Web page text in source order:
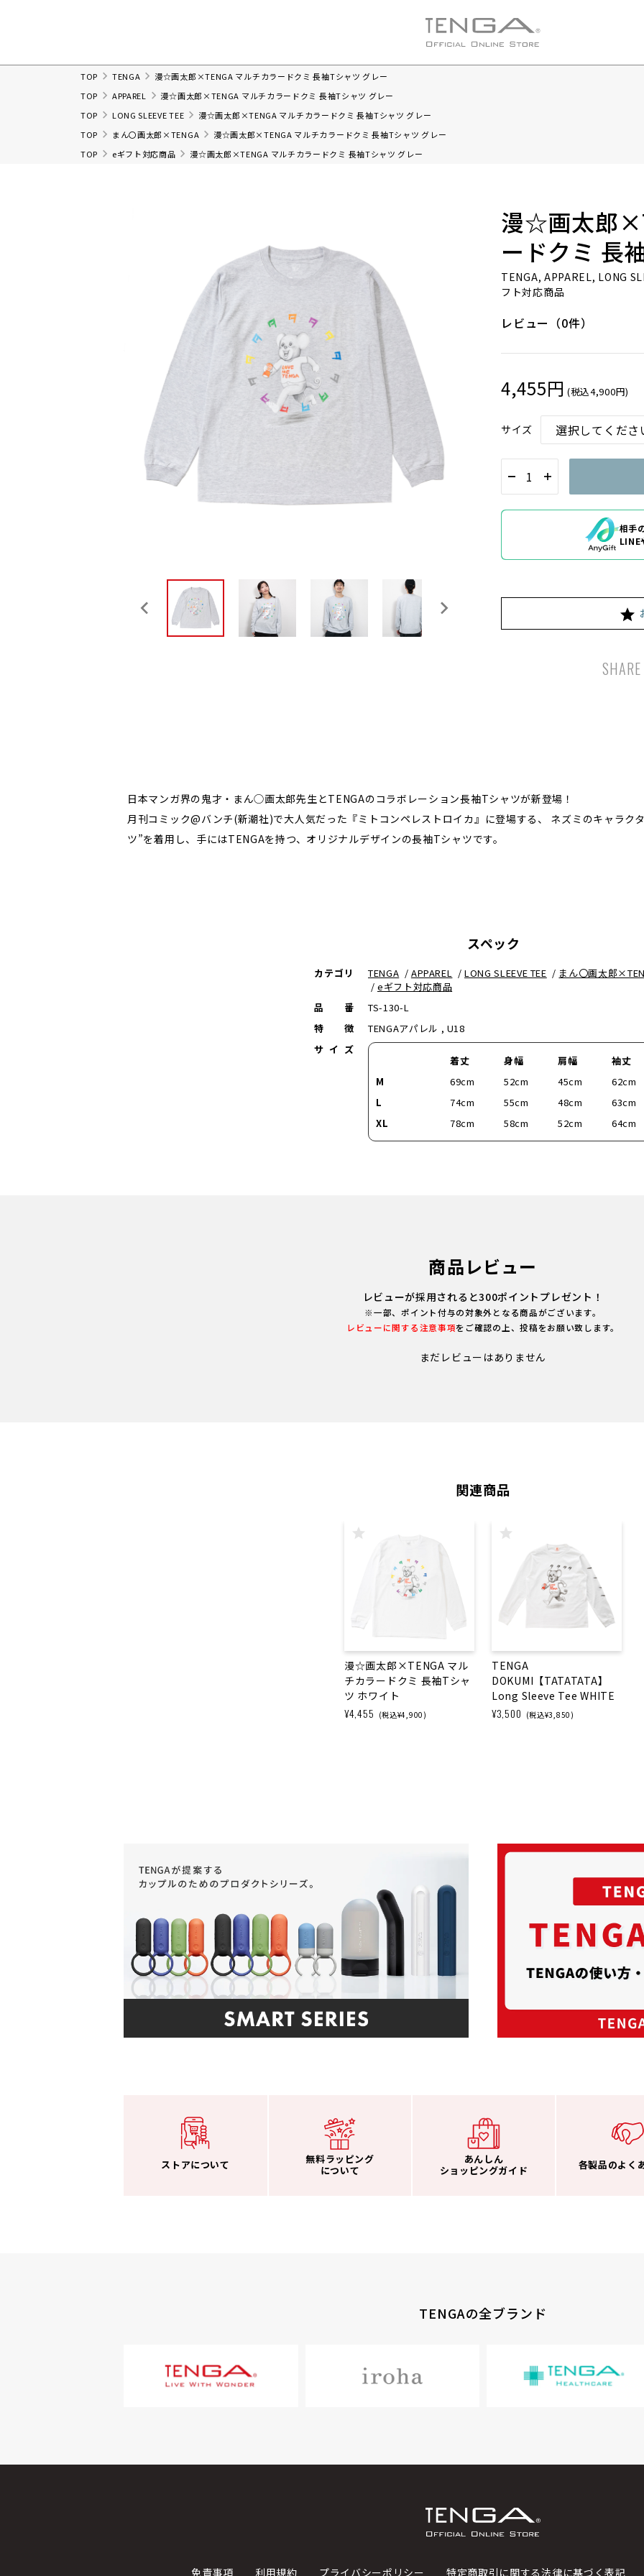
TOP TENGA
漫☆画太郎×TENGA マルチカラードクミ 長袖Tシャツ グレー
TOP
APPAREL
漫☆画太郎×TENGA マルチカラードクミ 長袖Tシャツ グレー
TOP
LONG SLEEVE TEE
漫☆画太郎×TENGA マルチカラードクミ 長袖Tシャツ グレー
TOP
まん〇画太郎×TENGA
漫☆画太郎×TENGA マルチカラードクミ 長袖Tシャツ グレー
TOP
eギフト対応商品 漫☆画太郎×TENGA マルチカラードクミ 長袖Tシャツ グレー
漫☆画太郎
ードクミ 長
TENGA, APPAREL, LONG
フト対応商品
レビュー（0件）
4,455円 (税込4,900円)
サイズ
相手
LINE
SHARE
日本マンガ界の鬼才・まん◯画太郎先生とTENGAのコラボレーション長袖Tシャツが新登場！
月刊コミック@バンチ(新潮社)で大人気だった『ミトコンペレストロイカ』に登場する、 ネズミのキャラク
ツ”を着用し、手にはTENGAを持つ、オリジナルデザインの長袖Tシャツです。
スペック
カテゴリ TENGA / APPAREL /LONG SLEEVE TEE / まん〇画太郎
/ eギフト対応商品
品番
TS-130-L
特徴
TENGAアパレル , U18
サイズ
着丈
身幅 肩幅
袖丈
M
69cm 52cm 45cm
62cm
L
74cm 55cm 48cm
63cm
XL
78cm 58cm 52cm 64cm
商品レビュー
レビューが採用されると300ポイントプレゼント！
※一部、ポイント付与の対象外となる商品がございます。
レビューに関する注意事項をご確認の上、投稿をお願い致します。
まだレビューはありません
関連商品
漫☆画太郎×TENGA マル
チカラードクミ 長袖Tシャ
ツ ホワイト
¥4,455 (税込¥4,900)
TENGA
DOKUMI【TATATATA】
Long Sleeve Tee WHITE
¥3,500 (税込¥3,850)
ストアについて
無料ラッピング
について
あんしん
ショッピングガイド
各製品のよく
TENGAの全ブランド
免責事項 利用規約 プライバシーポリシー 特定商取引に関する法律に基づく表記